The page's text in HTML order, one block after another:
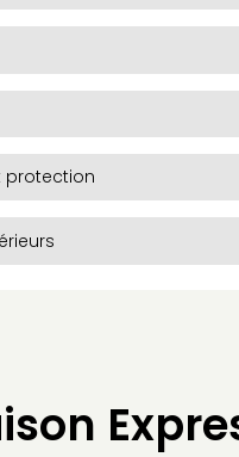
protection